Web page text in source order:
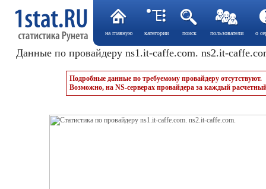
на главную категории поиск пользователи о
Данные по провайдеру ns1.it-caffe.com. ns2.it-
Подробные данные по требуемому провайдеру отсутствуют.
Возможно, на NS-серверах провайдера за каждый